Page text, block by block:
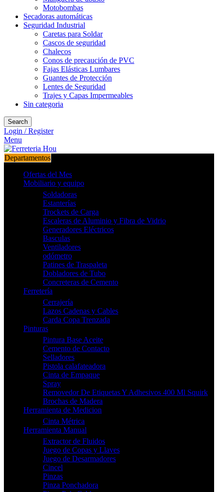
Motobombas
Secadoras automáticas
Seguridad Industrial
Caretas para Soldar
Cascos de seguridad
Chalecos
Conos de precaución de PVC
Fajas Elásticas Lumbares
Guantes de Protección
Lentes de Seguridad
Trajes y Capas Impermeables
Sin categoria
Search
Login / Register
Menu
Departamentos
Ofertas del Mes
Mobiliario y equipo
Soldadoras
Estanterías
Trockets de Carga
Escaleras de Aluminio y Fibra de Vidrio
Generadores Eléctricos
Basculas
Ventiladores
odómetro
Patines de Traspaleta
Dobladores de Tubo
Concreteras de Cemento
Ferretería
Cerrajería
Lazos Cadenas y Cables
Carda Copa Trenzada
Pinturas
Pintura Base Aceite
Cemento de Contacto
Selladores
Pistola calafateadora
Cinta de Empaque
Spray
Removedor De Etiquetas Y Adhesivos 400 Ml Squirk
Brochas de Madera
Herramienta de Medicion
Cinta Métrica
Herramienta Manual
Extractor de Fluidos
Juego de Copas y Llaves
Juego de Desarmadores
Cincel
Pinzas
Pinza Ponchadora